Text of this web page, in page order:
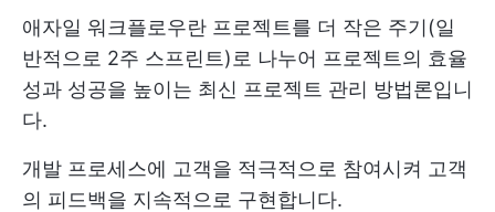
애자일 워크플로우란 프로젝트를 더 작은 주기(일
반적으로 2주 스프린트)로 나누어 프로젝트의 효율
성과 성공을 높이는 최신 프로젝트 관리 방법론입니
다.
개발 프로세스에 고객을 적극적으로 참여시켜 고객
의 피드백을 지속적으로 구현합니다.